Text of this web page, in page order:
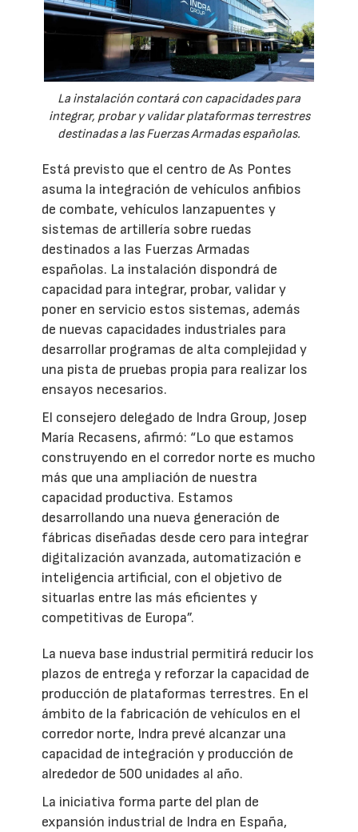
La instalación contará con capacidades para
integrar, probar y validar plataformas terrestres
destinadas a las Fuerzas Armadas españolas.
Está previsto que el centro de As Pontes
asuma la integración de vehículos anfibios
de combate, vehículos lanzapuentes y
sistemas de artillería sobre ruedas
destinados a las Fuerzas Armadas
españolas. La instalación dispondrá de
capacidad para integrar, probar, validar y
poner en servicio estos sistemas, además
de nuevas capacidades industriales para
desarrollar programas de alta complejidad y
una pista de pruebas propia para realizar los
ensayos necesarios.
El consejero delegado de Indra Group, Josep
María Recasens, afirmó: “Lo que estamos
construyendo en el corredor norte es mucho
más que una ampliación de nuestra
capacidad productiva. Estamos
desarrollando una nueva generación de
fábricas diseñadas desde cero para integrar
digitalización avanzada, automatización e
inteligencia artificial, con el objetivo de
situarlas entre las más eficientes y
competitivas de Europa”.
La nueva base industrial permitirá reducir los
plazos de entrega y reforzar la capacidad de
producción de plataformas terrestres. En el
ámbito de la fabricación de vehículos en el
corredor norte, Indra prevé alcanzar una
capacidad de integración y producción de
alrededor de 500 unidades al año.
La iniciativa forma parte del plan de
expansión industrial de Indra en España,